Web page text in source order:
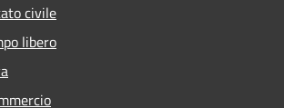
civile
libero